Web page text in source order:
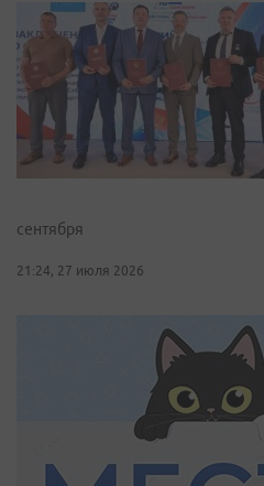
сентября
21:24, 27 июля 2026